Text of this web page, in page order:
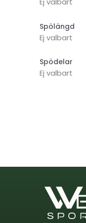
Spölängd
Ej valbart
Spödelar
Ej valbart